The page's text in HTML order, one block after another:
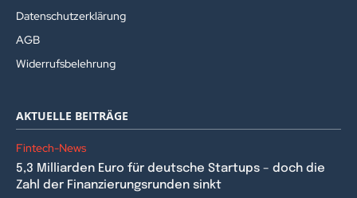
Datenschutzerklärung
AGB
Widerrufsbelehrung
AKTUELLE BEITRÄGE
Fintech-News
5,3 Milliarden Euro für deutsche Startups – doch die
Zahl der Finanzierungsrunden sinkt